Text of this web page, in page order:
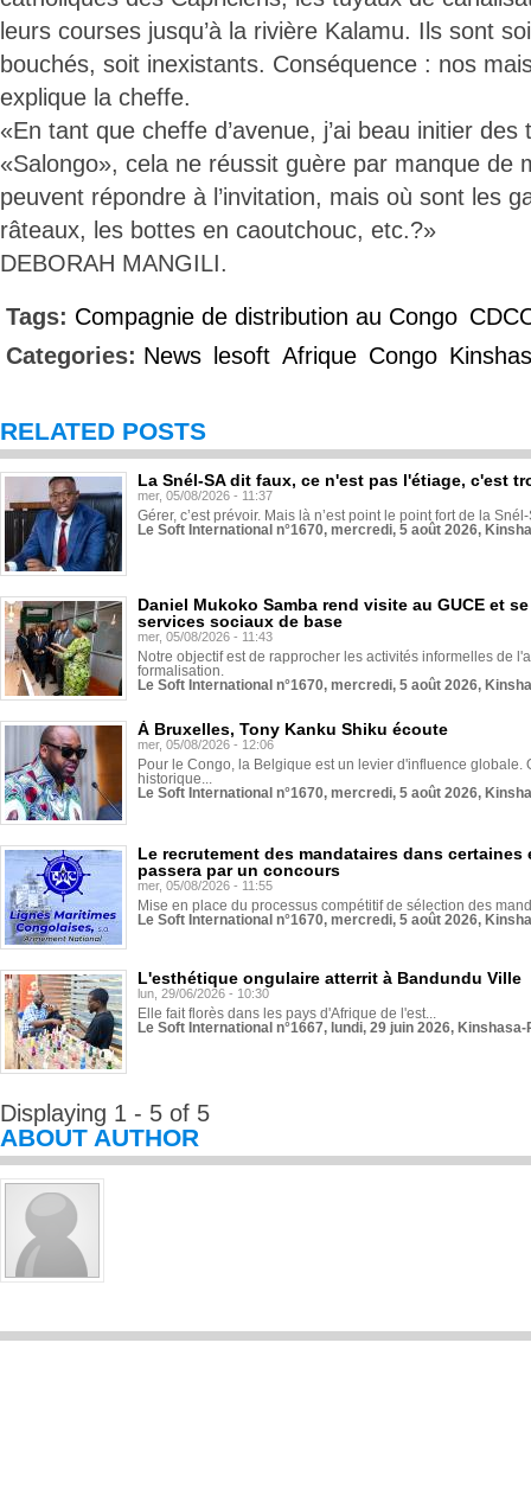
leurs courses jusqu’à la rivière Kalamu. Ils sont
bouchés, soit inexistants. Conséquence : nos
explique la cheffe.
«En tant que cheffe d’avenue, j’ai beau initier
«Salongo», cela ne réussit guère par manque de
peuvent répondre à l’invitation, mais où sont les
râteaux, les bottes en caoutchouc, etc.?»
DEBORAH MANGILI.
Tags: Compagnie de distribution au Congo
Categories: News lesoft Afrique Congo
RELATED POSTS
La Snél-SA dit faux, ce n'est pas l'étiage, c'est
mer, 05/08/2026 - 11:37
Gérer, c’est prévoir. Mais là n’est point le point fort de la
Le Soft International n°1670, mercredi, 5 août 2026,
Daniel Mukoko Samba rend visite au GUCE et
services sociaux de base
mer, 05/08/2026 - 11:43
Notre objectif est de rapprocher les activités informelles de
formalisation.
Le Soft International n°1670, mercredi, 5 août 2026,
À Bruxelles, Tony Kanku Shiku écoute
mer, 05/08/2026 - 12:06
Pour le Congo, la Belgique est un levier d'influence globale.
historique...
Le Soft International n°1670, mercredi, 5 août 2026,
Le recrutement des mandataires dans
passera par un concours
mer, 05/08/2026 - 11:55
Mise en place du processus compétitif de sélection des
Le Soft International n°1670, mercredi, 5 août 2026,
L'esthétique ongulaire atterrit à Bandundu Ville
lun, 29/06/2026 - 10:30
Elle fait florès dans les pays d'Afrique de l'est...
Le Soft International n°1667, lundi, 29 juin 2026,
Displaying 1 - 5 of 5
ABOUT AUTHOR